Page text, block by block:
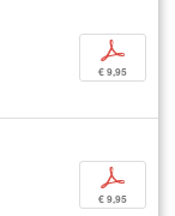
p
€ 9,95
p
€ 9,95